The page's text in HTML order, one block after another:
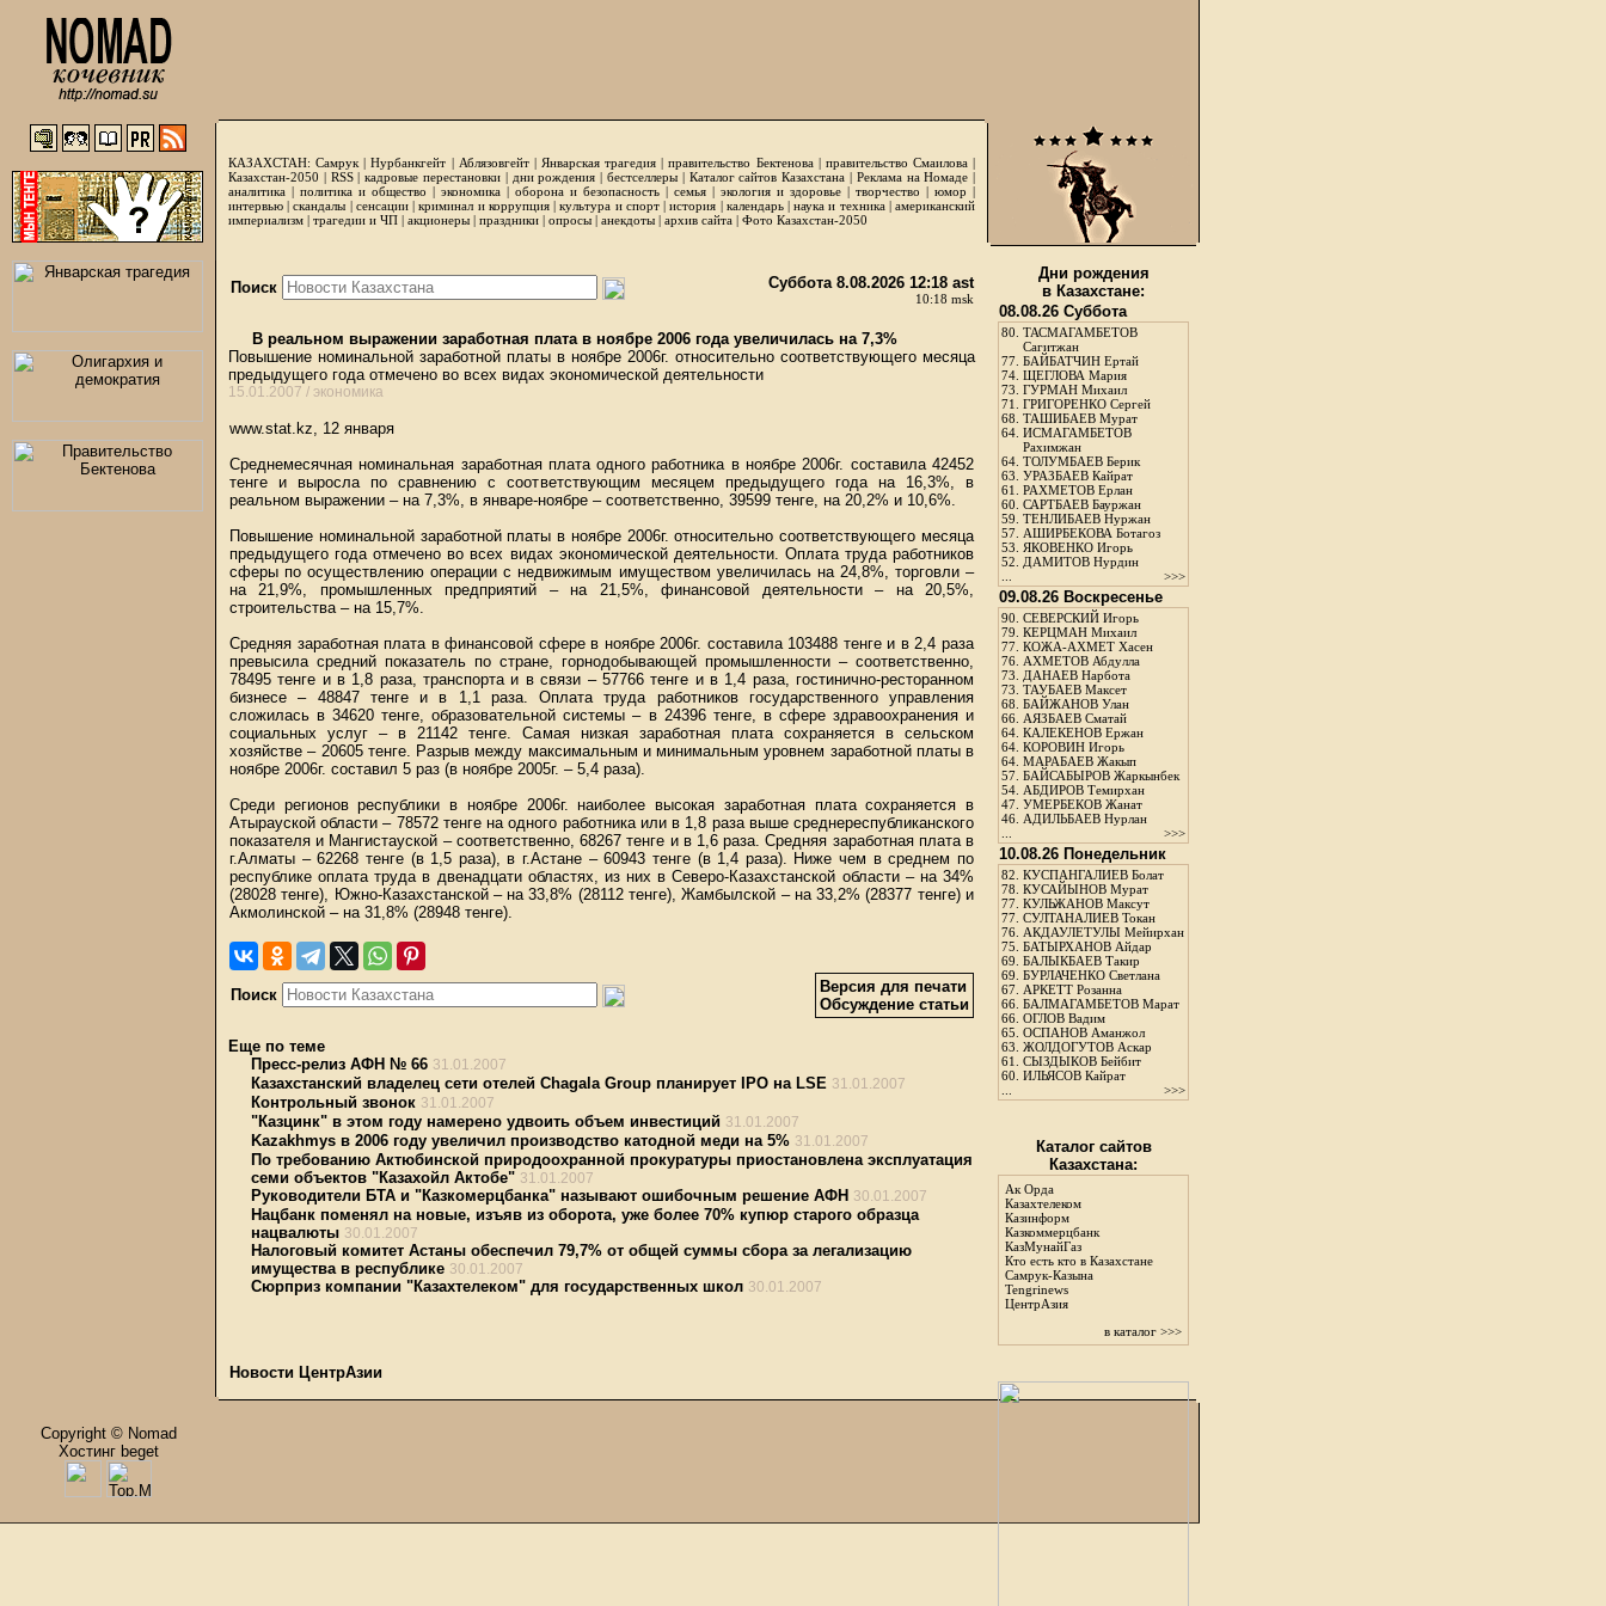
КАЗАХСТАН: Самрук |Нурбанкгейт | Аблязовгейт| Январская трагедия |правительство Бектенова| правительство Смаилова|
Казахстан-2050 | RSS|кадровые перестановки| дни рождения | бестселлеры| Каталог сайтов Казахстана | Реклама на Номаде |
аналитика | политика и общество | экономика | оборона и безопасность | семья | экология и здоровье | творчество | юмор |
интервью |скандалы | сенсации|криминал и коррупция|культура и спорт|история | календарь|наука и техника|американский
империализм | трагедии и ЧП | акционеры | праздники | опросы | анекдоты | архив сайта | Фото Казахстан-2050
Поиск Суббота 8.08.2026 12:18 ast
10:18 msk
В реальном выражении заработная плата в ноябре 2006 года увеличилась на 7,3%
Повышение номинальной заработной платы в ноябре 2006г. относительно соответствующего месяца
предыдущего года отмечено во всех видах экономической деятельности
15.01.2007 / экономика
www.stat.kz, 12 января
Среднемесячная номинальная заработная плата одного работника в ноябре 2006г. составила 42452
тенге и выросла по сравнению с соответствующим месяцем предыдущего года на 16,3%, в
реальном выражении – на 7,3%, в январе-ноябре – соответственно, 39599 тенге, на 20,2% и 10,6%.
Повышение номинальной заработной платы в ноябре 2006г. относительно соответствующего месяца
предыдущего года отмечено во всех видах экономической деятельности. Оплата труда работников
сферы по осуществлению операции с недвижимым имуществом увеличилась на 24,8%, торговли –
на 21,9%, промышленных предприятий – на 21,5%, финансовой деятельности – на 20,5%,
строительства – на 15,7%.
Средняя заработная плата в финансовой сфере в ноябре 2006г. составила 103488 тенге и в 2,4 раза
превысила средний показатель по стране, горнодобывающей промышленности – соответственно,
78495 тенге и в 1,8 раза, транспорта и в связи – 57766 тенге и в 1,4 раза, гостинично-ресторанном
бизнесе – 48847 тенге и в 1,1 раза. Оплата труда работников государственного управления
сложилась в 34620 тенге, образовательной системы – в 24396 тенге, в сфере здравоохранения и
социальных услуг – в 21142 тенге. Самая низкая заработная плата сохраняется в сельском
хозяйстве – 20605 тенге. Разрыв между максимальным и минимальным уровнем заработной платы в
ноябре 2006г. составил 5 раз (в ноябре 2005г. – 5,4 раза).
Среди регионов республики в ноябре 2006г. наиболее высокая заработная плата сохраняется в
Атырауской области – 78572 тенге на одного работника или в 1,8 раза выше среднереспубликанского
показателя и Мангистауской – соответственно, 68267 тенге и в 1,6 раза. Средняя заработная плата в
г.Алматы – 62268 тенге (в 1,5 раза), в г.Астане – 60943 тенге (в 1,4 раза). Ниже чем в среднем по
республике оплата труда в двенадцати областях, из них в Северо-Казахстанской области – на 34%
(28028 тенге), Южно-Казахстанской – на 33,8% (28112 тенге), Жамбылской – на 33,2% (28377 тенге) и
Акмолинской – на 31,8% (28948 тенге).
Поиск
Версия для печати
Обсуждение статьи
Еще по теме
Пресс-релиз АФН № 66 31.01.2007
Казахстанский владелец сети отелей Chagala Group планирует IPO на LSE 31.01.2007
Контрольный звонок 31.01.2007
"Казцинк" в этом году намерено удвоить объем инвестиций 31.01.2007
Kazakhmys в 2006 году увеличил производство катодной меди на 5% 31.01.2007
По требованию Актюбинской природоохранной прокуратуры приостановлена эксплуатация
семи объектов "Казахойл Актобе" 31.01.2007
Руководители БТА и "Казкомерцбанка" называют ошибочным решение АФН 30.01.2007
Нацбанк поменял на новые, изъяв из оборота, уже более 70% купюр старого образца
нацвалюты 30.01.2007
Налоговый комитет Астаны обеспечил 79,7% от общей суммы сбора за легализацию
имущества в республике 30.01.2007
Сюрприз компании "Казахтелеком" для государственных школ 30.01.2007
Новости ЦентрАзии
Дни рождения
в Казахстане:
08.08.26 Суббота
80. ТАСМАГАМБЕТОВ
Сагитжан
77. БАЙБАТЧИН Ертай
74. ЩЕГЛОВА Мария
73. ГУРМАН Михаил
71. ГРИГОРЕНКО Сергей
68. ТАШИБАЕВ Мурат
64. ИСМАГАМБЕТОВ
Рахимжан
64. ТОЛУМБАЕВ Берик
63. УРАЗБАЕВ Кайрат
61. РАХМЕТОВ Ерлан
60. САРТБАЕВ Бауржан
59. ТЕНЛИБАЕВ Нуржан
57. АШИРБЕКОВА Ботагоз
53. ЯКОВЕНКО Игорь
52. ДАМИТОВ Нурдин
>>>
09.08.26 Воскресенье
90. СЕВЕРСКИЙ Игорь
79. КЕРЦМАН Михаил
77. КОЖА-АХМЕТ Хасен
76. АХМЕТОВ Абдулла
73. ДАНАЕВ Нарбота
73. ТАУБАЕВ Максет
68. БАЙЖАНОВ Улан
66. АЯЗБАЕВ Сматай
64. КАЛЕКЕНОВ Ержан
64. КОРОВИН Игорь
64. МАРАБАЕВ Жакып
57. БАЙСАБЫРОВ Жаркынбек
54. АБДИРОВ Темирхан
47. УМЕРБЕКОВ Жанат
46. АДИЛЬБАЕВ Нурлан
>>>
10.08.26 Понедельник
82. КУСПАНГАЛИЕВ Болат
78. КУСАЙЫНОВ Мурат
77. КУЛЬЖАНОВ Максут
77. СУЛТАНАЛИЕВ Токан
76. АКДАУЛЕТУЛЫ Мейирхан
75. БАТЫРХАНОВ Айдар
69. БАЛЫКБАЕВ Такир
69. БУРЛАЧЕНКО Светлана
67. АРКЕТТ Розанна
66. БАЛМАГАМБЕТОВ Марат
66. ОГЛОВ Вадим
65. ОСПАНОВ Аманжол
63. ЖОЛДОГУТОВ Аскар
61. СЫЗДЫКОВ Бейбит
60. ИЛЬЯСОВ Кайрат
>>>
Каталог сайтов
Казахстана:
Ак Орда
Казахтелеком
Казинформ
Казкоммерцбанк
КазМунайГаз
Кто есть кто в Казахстане
Самрук-Казына
Tengrinews
ЦентрАзия
в каталог >>>
Copyright © Nomad
Хостинг beget